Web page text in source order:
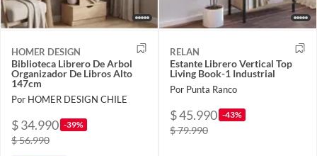
HOMER DESIGN
Biblioteca Librero De Arbol
Organizador De Libros Alto
147cm
Por HOMER DESIGN CHILE
$ 34.990 -39%
$ 56.990
RELAN
Estante Librero Vertical Top
Living Book-1 Industrial
Por Punta Ranco
$ 45.990 -43%
$ 79.990